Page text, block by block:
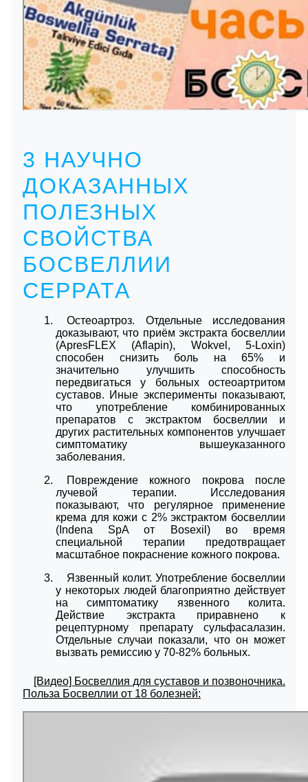
3 НАУЧНО
ДОКАЗАННЫХ
ПОЛЕЗНЫХ
СВОЙСТВА
БОСВЕЛЛИИ
СЕРРАТА
Остеоартроз. Отдельные исследования
доказывают, что приём экстракта босвеллии
(ApresFLEX (Aflapin), Wokvel, 5-Loxin)
способен снизить боль на 65% и
значительно улучшить способность
передвигаться у больных остеоартритом
суставов. Иные эксперименты показывают,
что употребление комбинированных
препаратов с экстрактом босвеллии и
других растительных компонентов улучшает
симптоматику вышеуказанного
заболевания.
Повреждение кожного покрова после
лучевой терапии. Исследования
показывают, что регулярное применение
крема для кожи с 2% экстрактом босвеллии
(Indena SpA от Bosexil) во время
специальной терапии предотвращает
масштабное покраснение кожного покрова.
Язвенный колит. Употребление босвеллии
у некоторых людей благоприятно действует
на симптоматику язвенного колита.
Действие экстракта приравнено к
рецептурному препарату сульфасалазин.
Отдельные случаи показали, что он может
вызвать ремиссию у 70-82% больных.
[Видео] Босвеллия для суставов и позвоночника.
Польза Босвеллии от 18 болезней: